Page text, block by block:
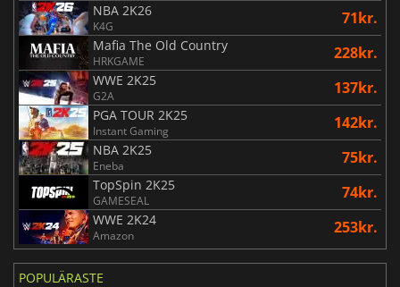
NBA 2K26
K4G 71kr.
Mafia The Old Country
HRKGAME 228kr.
WWE 2K25
G2A 137kr.
PGA TOUR 2K25
Instant Gaming 142kr.
NBA 2K25
Eneba 75kr.
TopSpin 2K25
GAMESEAL 74kr.
WWE 2K24
Amazon 253kr.
POPULÄRASTE